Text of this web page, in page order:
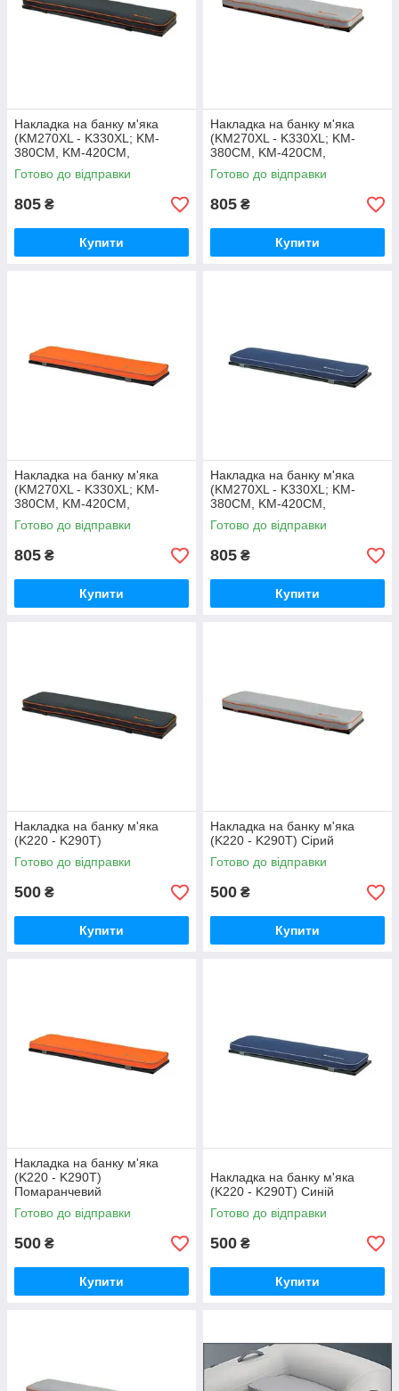
Накладка на банку м'яка
(KM270XL - K330XL; KM-
380CM, KM-420CM,
KM400DSL, KM450DSL)
Готово до відправки
805 ₴
Купити
Накладка на банку м'яка
(KM270XL - K330XL; KM-
380CM, KM-420CM,
KM400DSL, KM450DSL)
Сірий
Готово до відправки
805 ₴
Купити
Накладка на банку м'яка
(KM270XL - K330XL; KM-
380CM, KM-420CM,
KM400DSL, KM450DSL)
Помаранчевий
Готово до відправки
805 ₴
Купити
Накладка на банку м'яка
(KM270XL - K330XL; KM-
380CM, KM-420CM,
KM400DSL, KM450DSL)
Синій
Готово до відправки
805 ₴
Купити
Накладка на банку м'яка
(K220 - K290Т)
Готово до відправки
500 ₴
Купити
Накладка на банку м'яка
(K220 - K290Т) Сірий
Готово до відправки
500 ₴
Купити
Накладка на банку м'яка
(K220 - K290Т)
Помаранчевий
Готово до відправки
500 ₴
Купити
Накладка на банку м'яка
(K220 - K290Т) Синій
Готово до відправки
500 ₴
Купити